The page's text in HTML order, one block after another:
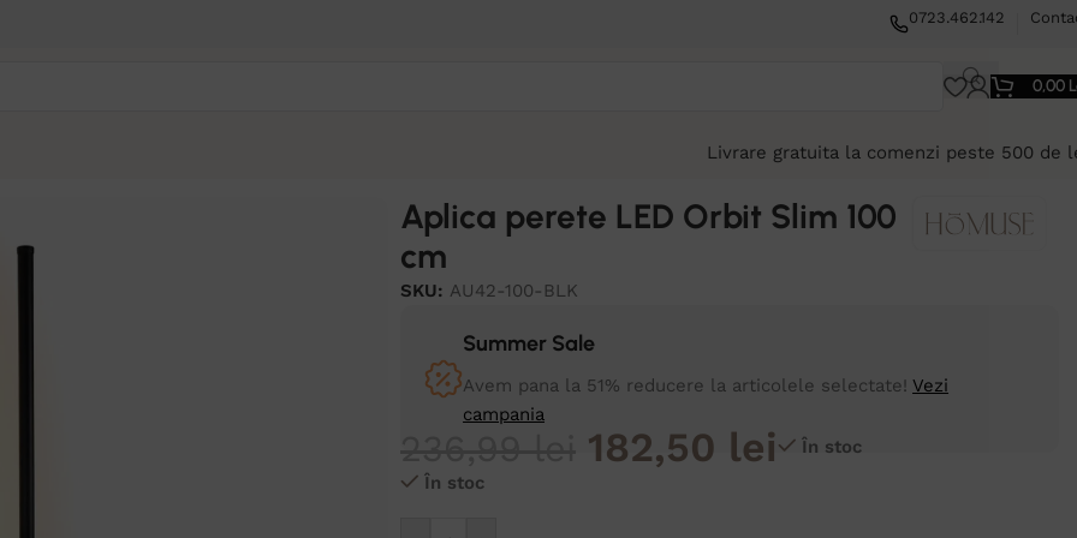
0723.462.142
0,00
Livrare gratuita la comenzi peste 500 de
Aplica perete LED Orbit Slim 100
cm
SKU: AU42-100-BLK
Summer Sale
Avem pana la 51% reducere la articolele selectate!Vezi
campania
182,50 lei
În stoc
În stoc